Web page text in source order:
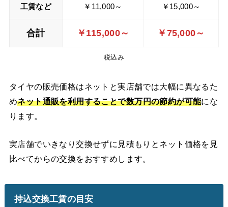
工賃など ￥11,000～ ￥15,000～
合計 ￥115,000～ ￥75,000～
税込み
タイヤの販売価格はネットと実店舗では大幅に異なるた
めネット通販を利用することで数万円の節約が可能にな
ります。
実店舗でいきなり交換せずに見積もりとネット価格を見
比べてからの交換をおすすめします。
持込交換工賃の目安